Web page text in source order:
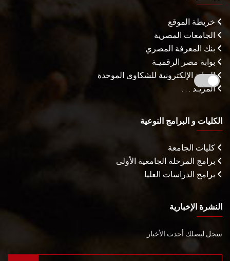
خريطة الموقع
الجامعات المصرية
بنك المعرفة المصري
بوابة مصر الرقميـة
البوابة الإلكترونية للشكاوى الموحدة
المزيـد . . .
الكليات و البرامج النوعية
كليات الجامعة
برامج المرحلة الجامعية الأولى
برامج الدراسات العليا
النشرة الإخبارية
سجل ليصلك أحدث الأخبار